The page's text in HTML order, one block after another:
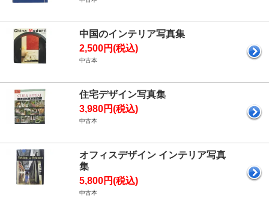
中国のインテリア写真集
2,500円(税込)
中古本
住宅デザイン写真集
3,980円(税込)
中古本
オフィスデザイン インテリア写真
集
5,800円(税込)
中古本